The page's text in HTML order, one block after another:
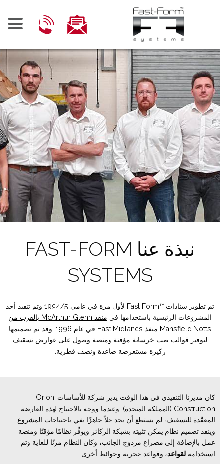
content
نبذة عنا FAST-FORM
SYSTEMS
تم تطوير سنادات ™Fast Form لأول مرة في عامي 1994/5 وتم تنفيذ أحد
المشروعات الرئيسية باستخدامها في
منفذ McArthur Glenn بالقرب من
Mansfield Notts
منفذ East Midlands في عام 1996. وقد تم تصميمها
لتوفير قوالب صب خرسانة مؤقتة ومنصة وصول على عوارض تسقيف
ركيزة مستعرضة صاعدة ونصف قطرية.
كان مديرنا التنفيذي في هذا الوقت يدير شركة للأساسات ‘Orion
Construction (المملكة المتحدة)’ وعندما ووجه بالاحتياج لهذه العارضة
المعقّدة للتسقيف، لم يستطع أن يجد حلاً جاهزًا يفي باحتياجات المشروع
وينفذ تصميم نظام يمكن تثبيته بشبكة الركائز ويوفِّر نظامًا مؤقتًا ومنصة
عمل بالإضافة إلى مصراع مزدوج الجانب، وكان النظام مرنًا للغاية وتم
استخدامه لقواعد، وقواعد حجرية وحوائط أخرى.